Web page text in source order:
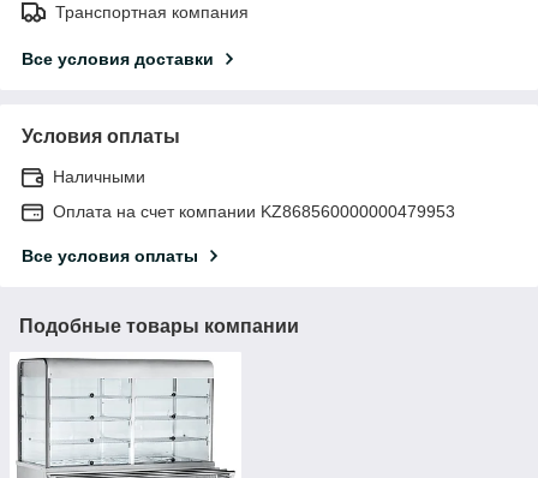
Транспортная компания
Все условия доставки
Условия оплаты
Наличными
Оплата на счет компании KZ868560000000479953
Все условия оплаты
Подобные товары компании